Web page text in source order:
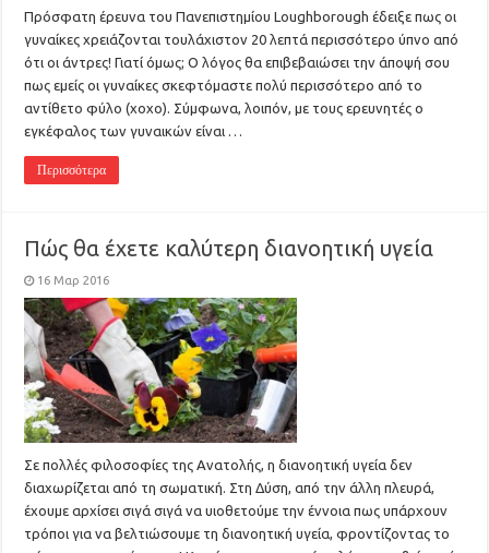
Πρόσφατη έρευνα του Πανεπιστημίου Loughborough έδειξε πως οι
γυναίκες χρειάζονται τουλάχιστον 20 λεπτά περισσότερο ύπνο από
ότι οι άντρες! Γιατί όμως; Ο λόγος θα επιβεβαιώσει την άποψή σου
πως εμείς οι γυναίκες σκεφτόμαστε πολύ περισσότερο από το
αντίθετο φύλο (χοχο). Σύμφωνα, λοιπόν, με τους ερευνητές ο
εγκέφαλος των γυναικών είναι …
Περισσότερα
Πώς θα έχετε καλύτερη διανοητική υγεία
16 Μαρ 2016
Σε πολλές φιλοσοφίες της Ανατολής, η διανοητική υγεία δεν
διαχωρίζεται από τη σωματική. Στη Δύση, από την άλλη πλευρά,
έχουμε αρχίσει σιγά σιγά να υιοθετούμε την έννοια πως υπάρχουν
τρόποι για να βελτιώσουμε τη διανοητική υγεία, φροντίζοντας το